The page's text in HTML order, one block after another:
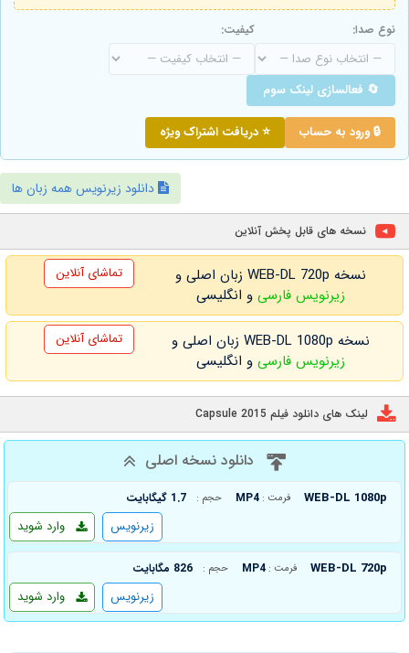
نوع صدا: کیفیت:
🔄 فعالسازی لینک سوم
🔒 ورود به حساب ⭐ دریافت اشتراک ویژه
دانلود زیرنویس همه زبان ها
نسخه های قابل پخش آنلاین
نسخه WEB-DL 720p زبان اصلی و
زیرنویس فارسی و انگلیسی
تماشای آنلاین
نسخه WEB-DL 1080p زبان اصلی و
زیرنویس فارسی و انگلیسی
تماشای آنلاین
لینک های دانلود فیلم Capsule 2015
دانلود نسخه اصلی
WEB-DL 1080p فرمت : MP4 حجم : 1.7 گیگابایت
وارد شوید زیرنویس
WEB-DL 720p فرمت : MP4 حجم : 826 مگابایت
وارد شوید زیرنویس